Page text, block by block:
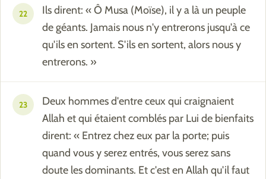
22
Ils dirent: « Ô Musa (Moïse), il y a là un peuple
de géants. Jamais nous n'y entrerons jusqu'à ce
qu'ils en sortent. S'ils en sortent, alors nous y
entrerons. »
23
Deux hommes d'entre ceux qui craignaient
Allah et qui étaient comblés par Lui de bienfaits
dirent: « Entrez chez eux par la porte; puis
quand vous y serez entrés, vous serez sans
doute les dominants. Et c'est en Allah qu'il faut